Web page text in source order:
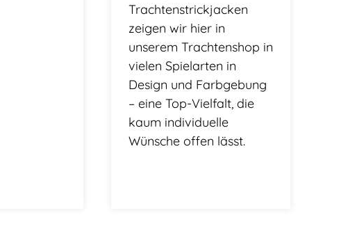
Trachtenstrickjacken
zeigen wir hier in
unserem Trachtenshop in
vielen Spielarten in
Design und Farbgebung
– eine Top-Vielfalt, die
kaum individuelle
Wünsche offen lässt.